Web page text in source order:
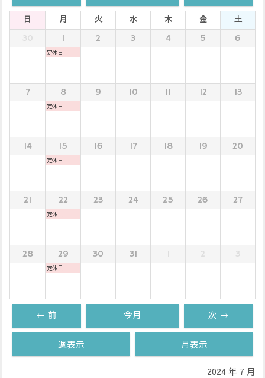
日 月 火 水 木 金 土
1
定休日
2 3 4 5 6
7 8
定休日
9 10 11 12 13
14 15
定休日
16 17 18 19 20
21 22
定休日
23 24 25 26 27
28 29
定休日
30 31
← 前 今月 次 →
週表示 月表示
2024 年 7 月